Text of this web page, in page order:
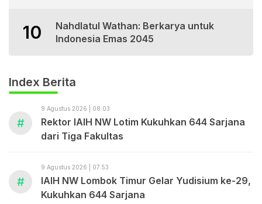
10
Nahdlatul Wathan: Berkarya untuk
Indonesia Emas 2045
Index Berita
#
9 Agustus 2026 | 08:03
Rektor IAIH NW Lotim Kukuhkan 644 Sarjana
dari Tiga Fakultas
#
9 Agustus 2026 | 07:53
IAIH NW Lombok Timur Gelar Yudisium ke-29,
Kukuhkan 644 Sarjana